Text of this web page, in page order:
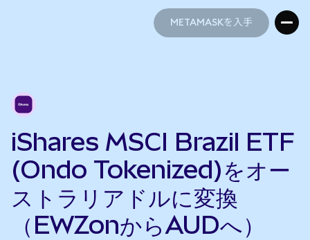
METAMASKを入手
iShares MSCI Brazil ETF
(Ondo Tokenized)をオー
ストラリアドルに変換
（EWZonからAUDへ）